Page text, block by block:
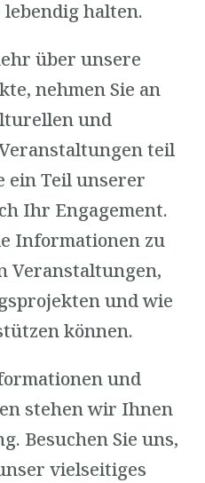
halten.
über unsere
nehmen Sie an
und
teil
ein Teil unserer
Ihr Engagement.
Informationen zu
Veranstaltungen,
und wie
können.
und
stehen wir Ihnen
Besuchen Sie uns,
vielseitiges